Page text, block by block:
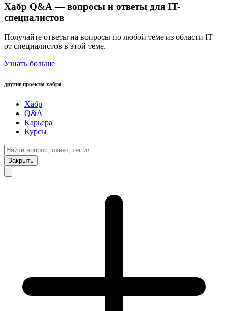
Хабр Q&A — вопросы и ответы для IT-
специалистов
Получайте ответы на вопросы по любой теме из области IT
от специалистов в этой теме.
Узнать больше
другие проекты хабра
Хабр
Q&A
Карьера
Курсы
Закрыть